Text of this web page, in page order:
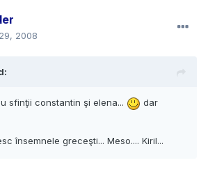
2008
sfinţii constantin şi elena...
dar
însemnele greceşti... Meso.... Kiril...